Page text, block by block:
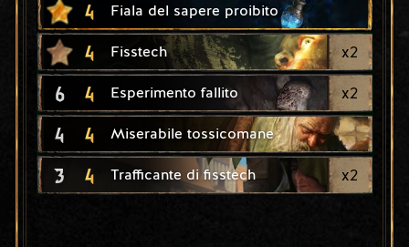
4 Fiala del sapere proibito
4 Fisstech x2
6 4 Esperimento fallito x2
4 4 Miserabile tossicomane
3 4 Trafficante di fisstech x2